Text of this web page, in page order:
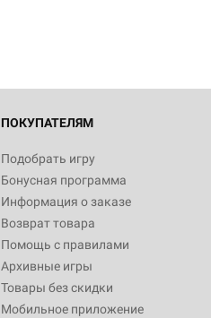
ПОКУПАТЕЛЯМ
Подобрать игру
Бонусная программа
Информация о заказе
Возврат товара
Помощь с правилами
Архивные игры
Товары без скидки
Мобильное приложение